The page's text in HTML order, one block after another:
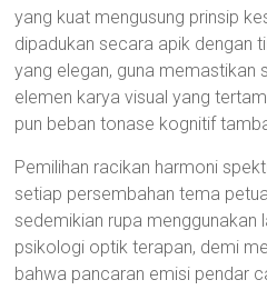
yang kuat mengusung prinsip
dipadukan secara apik dengan
yang elegan, guna memastikan
elemen karya visual yang
pun beban tonase kognitif
Pemilihan racikan harmoni
setiap persembahan tema
sedemikian rupa menggunakan
psikologi optik terapan, demi
bahwa pancaran emisi pendar